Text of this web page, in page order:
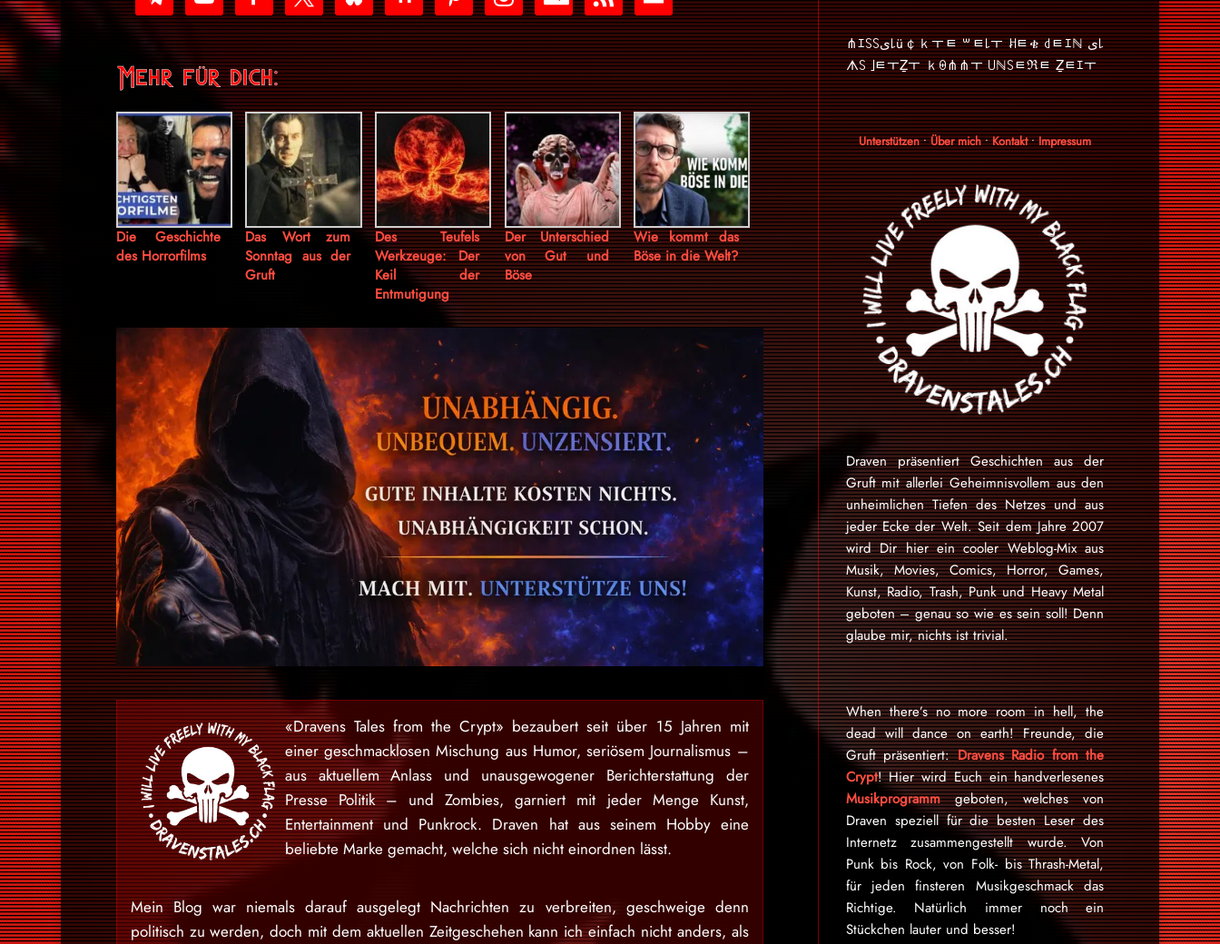
play
stripe
Mehr für dich:
Die Geschichte
des Horrorfilms
Das Wort zum
Sonntag aus der
Gruft
Des Teufels
Werkzeuge: Der
Keil der
Entmutigung
Der Unterschied
von Gut und
Böse
Wie kommt das
Böse in die Welt?
«Dravens Tales from the Crypt» bezaubert seit über 15 Jahren mit
einer geschmacklosen Mischung aus Humor, seriösem Journalismus –
aus aktuellem Anlass und unausgewogener Berichterstattung der
Presse Politik – und Zombies, garniert mit jeder Menge Kunst,
Entertainment und Punkrock. Draven hat aus seinem Hobby eine
beliebte Marke gemacht, welche sich nicht einordnen lässt.
Mein Blog war niemals darauf ausgelegt Nachrichten zu verbreiten, geschweige denn
politisch zu werden, doch mit dem aktuellen Zeitgeschehen kann ich einfach nicht anders, als
⋔ｴ꒚꒚ﻯ꒒ü￠ｋￓﾼ ꒳ﾼ꒒ￓ ꎧﾼቄ ꒯ﾼｴℕ ﻯ꒒
ᗑ꒚ ｣ﾼￓẔￓ ｋꑙ⋔⋔ￓ ꒤ℕ꒚ﾼℜﾼ Ẕﾼｴￓ
Unterstützen•Über mich•Kontakt•Impressum
Draven präsentiert Geschichten aus der
Gruft mit allerlei Geheimnisvollem aus den
unheimlichen Tiefen des Netzes und aus
jeder Ecke der Welt. Seit dem Jahre 2007
wird Dir hier ein cooler Weblog-Mix aus
Musik, Movies, Comics, Horror, Games,
Kunst, Radio, Trash, Punk und Heavy Metal
geboten – genau so wie es sein soll! Denn
glaube mir, nichts ist trivial.
When there’s no more room in hell, the
dead will dance on earth! Freunde, die
Gruft präsentiert:Dravens Radio from the
Crypt! Hier wird Euch ein handverlesenes
Musikprogrammgeboten, welches von
Draven speziell für die besten Leser des
Internetz zu­sammen­ge­stellt wurde. Von
Punk bis Rock, von Folk- bis Thrash-Metal,
für je­den finsteren Mu­sik­ge­schmack das
Rich­tige. Natürlich immer noch ein
Stückchen lauter und besser!